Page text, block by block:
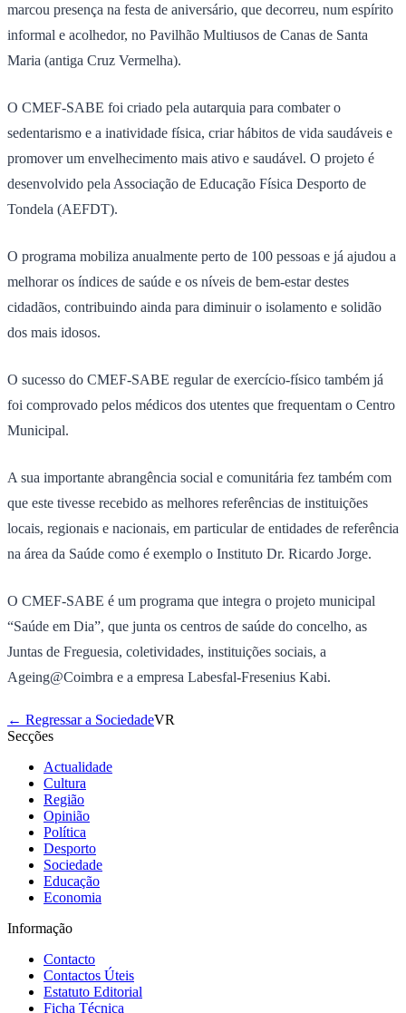
marcou presença na festa de aniversário, que decorreu, num espírito
informal e acolhedor, no Pavilhão Multiusos de Canas de Santa
Maria (antiga Cruz Vermelha).
O CMEF-SABE foi criado pela autarquia para combater o
sedentarismo e a inatividade física, criar hábitos de vida saudáveis e
promover um envelhecimento mais ativo e saudável. O projeto é
desenvolvido pela Associação de Educação Física Desporto de
Tondela (AEFDT).
O programa mobiliza anualmente perto de 100 pessoas e já ajudou a
melhorar os índices de saúde e os níveis de bem-estar destes
cidadãos, contribuindo ainda para diminuir o isolamento e solidão
dos mais idosos.
O sucesso do CMEF-SABE regular de exercício-físico também já
foi comprovado pelos médicos dos utentes que frequentam o Centro
Municipal.
A sua importante abrangência social e comunitária fez também com
que este tivesse recebido as melhores referências de instituições
locais, regionais e nacionais, em particular de entidades de referência
na área da Saúde como é exemplo o Instituto Dr. Ricardo Jorge.
O CMEF-SABE é um programa que integra o projeto municipal
“Saúde em Dia”, que junta os centros de saúde do concelho, as
Juntas de Freguesia, coletividades, instituições sociais, a
Ageing@Coimbra e a empresa Labesfal-Fresenius Kabi.
← Regressar a SociedadeVR
Secções
Actualidade
Cultura
Região
Opinião
Política
Desporto
Sociedade
Educação
Economia
Informação
Contacto
Contactos Úteis
Estatuto Editorial
Ficha Técnica